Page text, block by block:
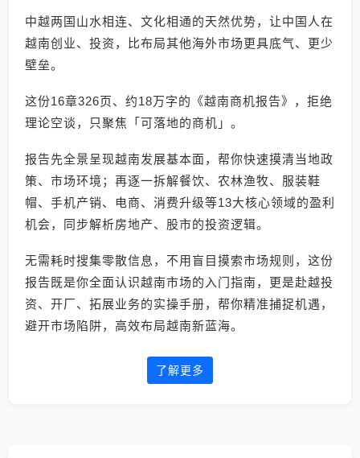
中越两国山水相连、文化相通的天然优势，让中国人在
越南创业、投资，比布局其他海外市场更具底气、更少
壁垒。
这份16章326页、约18万字的《越南商机报告》，拒绝
理论空谈，只聚焦「可落地的商机」。
报告先全景呈现越南发展基本面，帮你快速摸清当地政
策、市场环境；再逐一拆解餐饮、农林渔牧、服装鞋
帽、手机产销、电商、消费升级等13大核心领域的盈利
机会，同步解析房地产、股市的投资逻辑。
无需耗时搜集零散信息，不用盲目摸索市场规则，这份
报告既是你全面认识越南市场的入门指南，更是赴越投
资、开厂、拓展业务的实操手册，帮你精准捕捉机遇，
避开市场陷阱，高效布局越南新蓝海。
了解更多